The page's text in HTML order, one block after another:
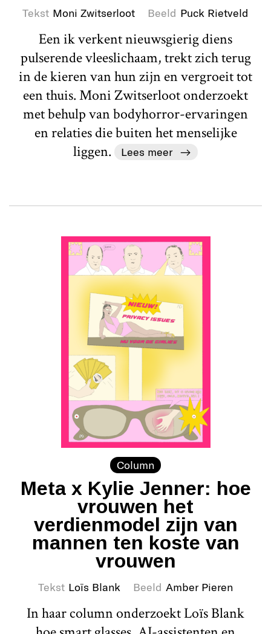
Tekst Moni Zwitserloot Beeld Puck Rietveld
Een ik verkent nieuwsgierig diens
pulserende vleeslichaam, trekt zich terug
in de kieren van hun zijn en vergroeit tot
een thuis. Moni Zwitserloot onderzoekt
met behulp van bodyhorror-ervaringen
en relaties die buiten het menselijke
liggen.
Lees meer
Column
Meta x Kylie Jenner: hoe
vrouwen het
verdienmodel zijn van
mannen ten koste van
vrouwen
Tekst Loïs Blank Beeld Amber Pieren
In haar column onderzoekt Loïs Blank